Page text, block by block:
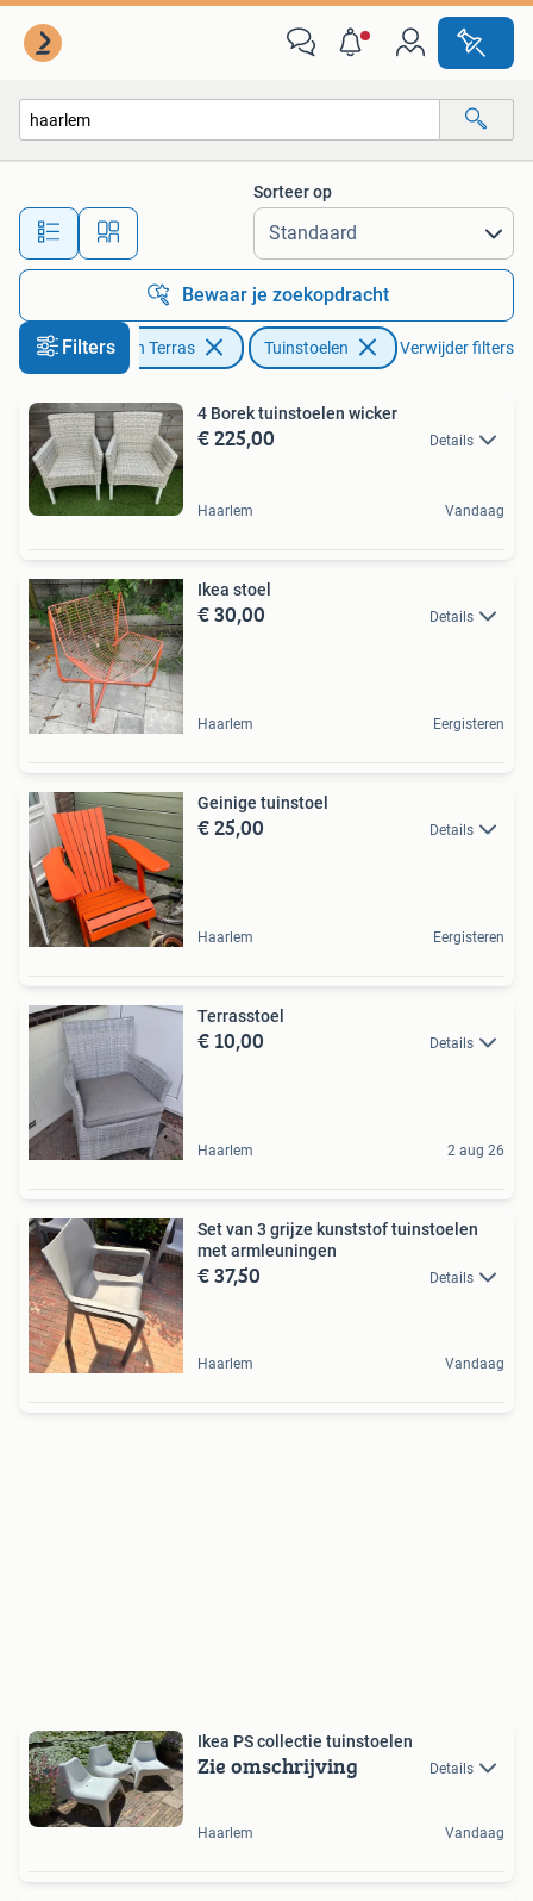
Alle afstanden…
Sorteer op
Bewaar je zoekopdracht
FiltersTuin en Terras Tuinstoelen Verwijder filters
4 Borek tuinstoelen wicker
€ 225,00 Details
Haarlem Vandaag
Ikea stoel
€ 30,00 Details
Haarlem Eergisteren
Geinige tuinstoel
€ 25,00 Details
Haarlem Eergisteren
Terrasstoel
€ 10,00 Details
Haarlem 2 aug 26
Set van 3 grijze kunststof tuinstoelen
met armleuningen
€ 37,50 Details
Haarlem Vandaag
Ikea PS collectie tuinstoelen
Zie omschrijving Details
Haarlem Vandaag